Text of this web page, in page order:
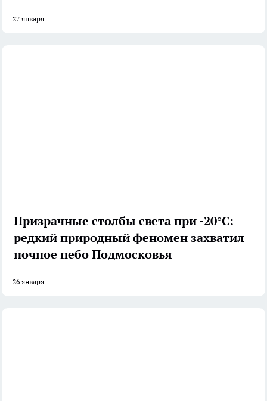
27 января
Призрачные столбы света при -20°C:
редкий природный феномен захватил
ночное небо Подмосковья
26 января